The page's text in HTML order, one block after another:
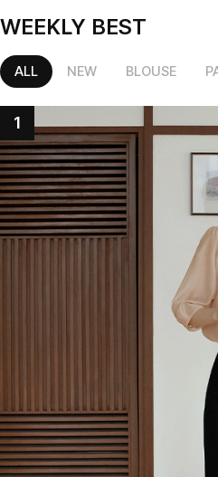
WEEKLY BEST
ALL NEW BLOUSE